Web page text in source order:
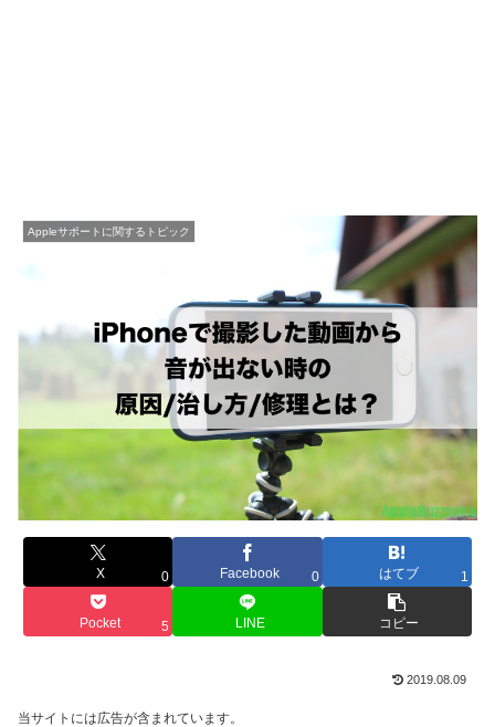
Appleサポートに関するトピック
X 0 Facebook 0 はてブ 1
Pocket 5 LINE コピー
2019.08.09
当サイトには広告が含まれています。